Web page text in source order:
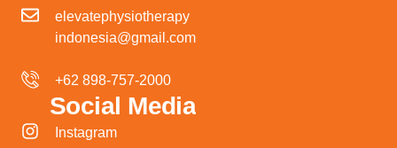
elevatephysiotherapy
indonesia@gmail.com
+62 898-757-2000
Social Media
Instagram